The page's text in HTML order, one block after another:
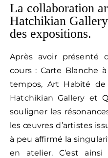
La collaboration
Hatchikian
des expositions.
Après avoir présenté
cours : Carte Blanche
tempos, Art Habité
Hatchikian Gallery et
souligner les
les œuvres d’artistes
à peu affirmé la
en atelier. C’est ainsi